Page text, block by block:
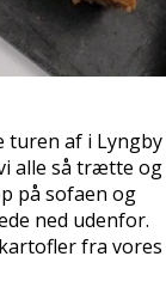
turen af i Lyngby
alle så trætte og
på sofaen og
ned udenfor.
fra vores